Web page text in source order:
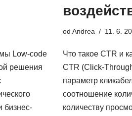
Low-code
решения
бизнес-
od Andrea 11. 6.
Что такое CTR и
CTR (Click-
параметр
соотношение
количеству